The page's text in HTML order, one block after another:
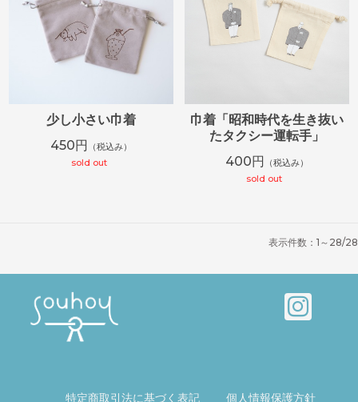
少し小さい巾着
450円
（税込み）
sold out
巾着「昭和時代を生き抜い
たタクシー運転手」
400円
（税込み）
sold out
表示件数：1～28/28
特定商取引法に基づく表記 個人情報保護方針